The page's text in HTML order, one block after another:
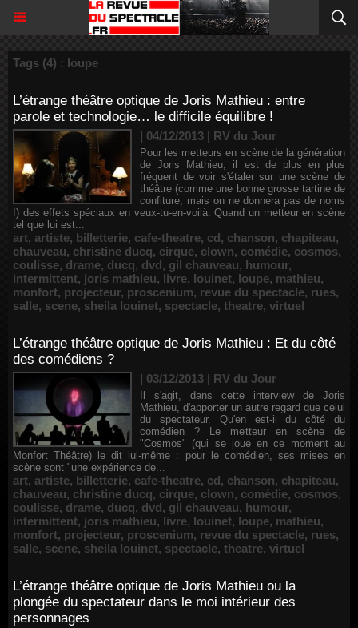
Tags (4) : loupe
L’étrange théâtre optique de Joris Mathieu : entre
parole et technologie… le difficile équilibre !
| 04/12/2013 | RV du Jour
Pour les metteurs en scène de la génération
de Joris Mathieu, il est de plus en plus
fréquent de voir s'étaler sur une scène de
théâtre (comme une bonne grosse tartine de
confiture, mais on ne donnera pas de noms
!) des effets spéciaux en veux-tu-en-voilà. Quand un metteur en scène
tel que lui est...
art, artiste, billetterie, cafe-theatre, cd, chanson, chapiteau,
chauveau, christine ducq, cirque, clown, comédie, cosmos,
coulisse, drame, ducq, dvd, gil chauveau, humour,
intermittent, joris mathieu, livre, louinet, loupe, mathieu,
monfort, projecteur, proscenium, revue du spectacle, rues,
salle, scene, sheila louinet, spectacle, theatre, virtuel
L’étrange théâtre optique de Joris Mathieu : Et du côté
des comédiens ?
| 03/12/2013 | RV du Jour
Il s'agit, dans cette interview de Joris
Mathieu, d'apporter un autre regard que celui
du spectateur. Qu'en est-il du côté du
comédien ? Le metteur en scène de
"Cosmos" (qui se joue en ce moment au
Monfort Théâtre) le dit lui-même : pour le comédien, ses mises en
scène sont "une expérience de...
art, artiste, billetterie, cafe-theatre, cd, chanson, chapiteau,
chauveau, christine ducq, cirque, clown, comédie, cosmos,
coulisse, drame, ducq, dvd, gil chauveau, humour,
intermittent, joris mathieu, livre, louinet, loupe, mathieu,
monfort, projecteur, proscenium, revue du spectacle, rues,
salle, scene, sheila louinet, spectacle, theatre, virtuel
L’étrange théâtre optique de Joris Mathieu ou la
plongée du spectateur dans le moi intérieur des
personnages